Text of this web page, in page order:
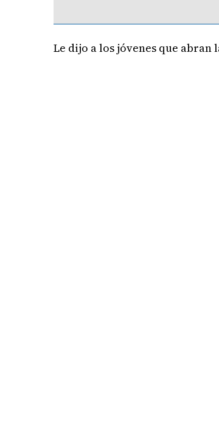
Le dijo a los jóvenes que